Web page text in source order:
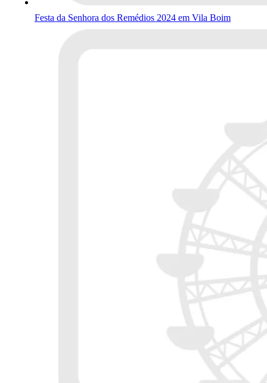
Festa da Senhora dos Remédios 2024 em Vila Boim